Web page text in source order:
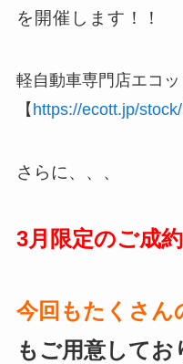
を開催します！！
軽自動車専門店エコ
【 https://ecott.jp/stock/
さらに、、、
3月 限定のご成
今回もたくさん
もご用意してお